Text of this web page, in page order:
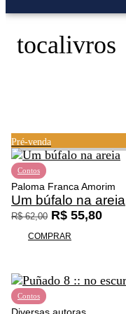
tocalivros
Promoção
Pré-venda
Contos
Paloma Franca Amorim
Um búfalo na areia
R$62,00 O
p
r
ç
o
R$ 55,80O
o
COMPRAR
Contos